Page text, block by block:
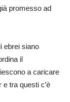
promesso ad
ebrei siano
il
a caricare
tra questi c’è